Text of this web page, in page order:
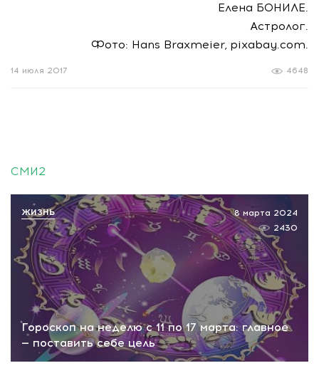
Елена БОНИЛЕ.
Астролог.
Фото: Hans Braxmeier, pixabay.com.
4648
14 июля 2017
СМИ2
Гороскоп на неделю с 11 по 17 марта: главное
— поставить себе цель
8 марта 2024
2430
ЖИЗНЬ